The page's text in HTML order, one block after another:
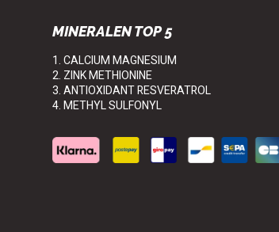
MINERALEN TOP 5
1. CALCIUM MAGNESIUM
2. ZINK METHIONINE
3. ANTIOXIDANT RESVERATROL
4. METHYL SULFONYL